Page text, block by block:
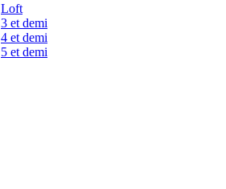
Loft
3 et demi
4 et demi
5 et demi